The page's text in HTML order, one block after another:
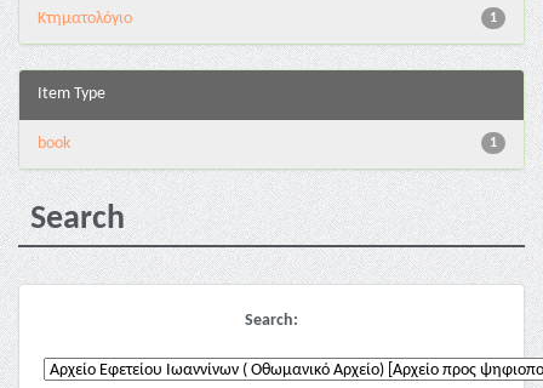
1
Κτηματολόγιο
Item Type
1
book
Search
Search: